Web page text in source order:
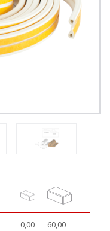
0,00 60,00